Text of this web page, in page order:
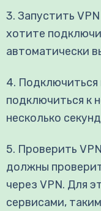
3. Запустить
хотите
автоматически
4. Подключиться
подключиться к
несколько
5. Проверить
должны
через VPN. Для
сервисами,